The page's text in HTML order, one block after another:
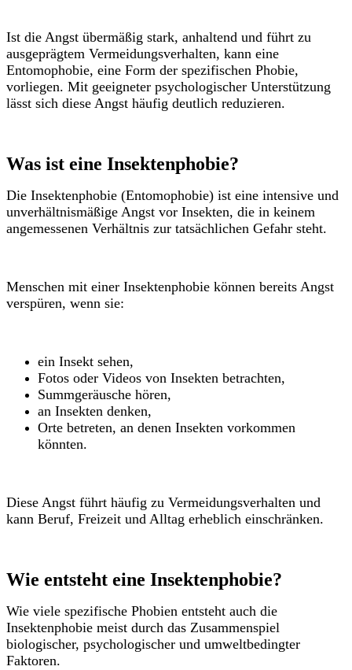
Ist die Angst übermäßig stark, anhaltend und führt zu
ausgeprägtem Vermeidungsverhalten, kann eine
Entomophobie, eine Form der spezifischen Phobie,
vorliegen. Mit geeigneter psychologischer Unterstützung
lässt sich diese Angst häufig deutlich reduzieren.
Was ist eine Insektenphobie?
Die Insektenphobie (Entomophobie) ist eine intensive und
unverhältnismäßige Angst vor Insekten, die in keinem
angemessenen Verhältnis zur tatsächlichen Gefahr steht.
Menschen mit einer Insektenphobie können bereits Angst
verspüren, wenn sie:
ein Insekt sehen,
Fotos oder Videos von Insekten betrachten,
Summgeräusche hören,
an Insekten denken,
Orte betreten, an denen Insekten vorkommen
könnten.
Diese Angst führt häufig zu Vermeidungsverhalten und
kann Beruf, Freizeit und Alltag erheblich einschränken.
Wie entsteht eine Insektenphobie?
Wie viele spezifische Phobien entsteht auch die
Insektenphobie meist durch das Zusammenspiel
biologischer, psychologischer und umweltbedingter
Faktoren.